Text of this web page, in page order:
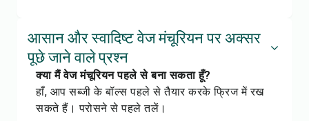
आसान और स्वादिष्ट वेज मंचूरियन पर अक्सर
पूछे जाने वाले प्रश्न
क्या मैं वेज मंचूरियन पहले से बना सकता हूँ?
हाँ, आप सब्जी के बॉल्स पहले से तैयार करके फ्रिज में रख
सकते हैं। परोसने से पहले तलें।